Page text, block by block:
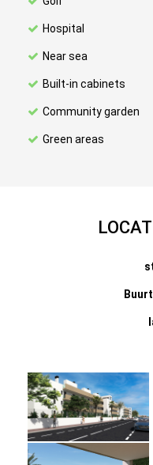
Hospital
Near sea
Built-in cabinets
Community garden
Green areas